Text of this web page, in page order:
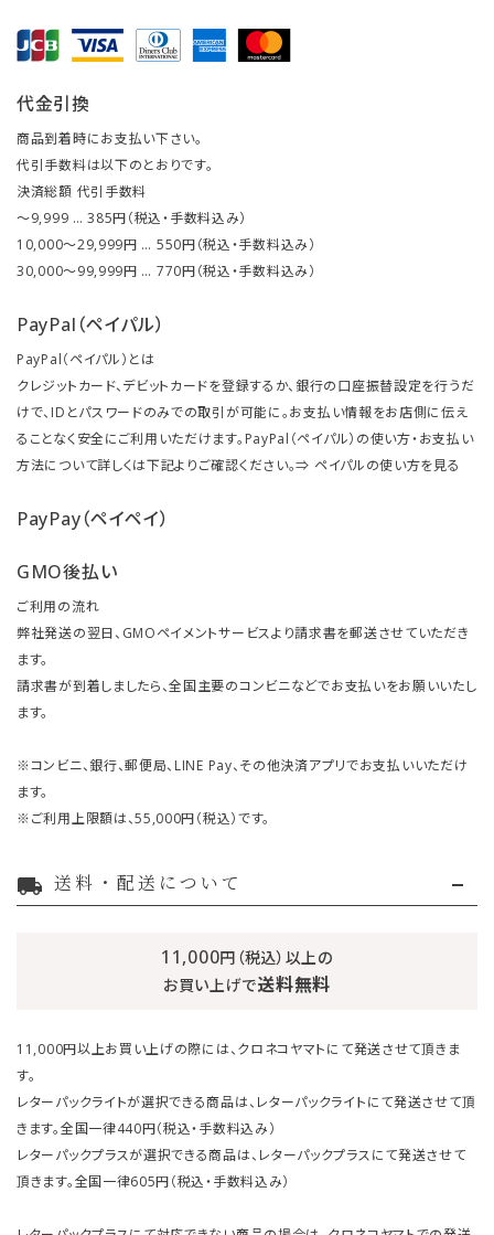
代金引換
商品到着時にお支払い下さい。
代引手数料は以下のとおりです。
決済総額 代引手数料
～9,999 … 385円（税込・手数料込み）
10,000～29,999円 … 550円（税込・手数料込み）
30,000～99,999円 … 770円（税込・手数料込み）
PayPal（ペイパル）
PayPal（ペイパル）とは
クレジットカード、デビットカードを登録するか、銀行の口座振替設定を行うだ
けで、IDとパスワードのみでの取引が可能に。お支払い情報をお店側に伝え
ることなく安全にご利用いただけます。PayPal（ペイパル）の使い方・お支払い
方法について詳しくは下記よりご確認ください。⇒ ペイパルの使い方を見る
PayPay（ペイペイ）
GMO後払い
ご利用の流れ
弊社発送の翌日、GMOペイメントサービスより請求書を郵送させていただき
ます。
請求書が到着しましたら、全国主要のコンビニなどでお支払いをお願いいたし
ます。
※コンビニ、銀行、郵便局、LINE Pay、その他決済アプリでお支払いいただけ
ます。
※ご利用上限額は、55,000円（税込）です。
local_shipping 送料・配送について
11,000円（税込）以上の
お買い上げで送料無料
11,000円以上お買い上げの際には、クロネコヤマトにて発送させて頂きま
す。
レターパックライトが選択できる商品は、レターパックライトにて発送させて頂
きます。全国一律440円（税込・手数料込み）
レターパックプラスが選択できる商品は、レターパックプラスにて発送させて
頂きます。全国一律605円（税込・手数料込み）